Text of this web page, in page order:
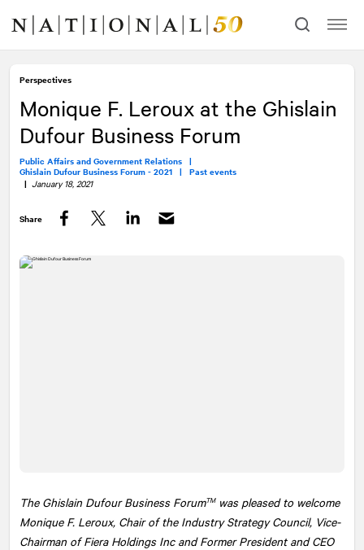
content
navigation
Perspectives
Monique F. Leroux at the Ghislain
Dufour Business Forum
Public Affairs and Government Relations |
Ghislain Dufour Business Forum - 2021 | Past events
| January 18, 2021
Share
The Ghislain Dufour Business ForumTMwas pleased to welcome
Monique F. Leroux, Chair of the Industry Strategy Council, Vice-
Chairman of Fiera Holdings Inc and Former President and CEO